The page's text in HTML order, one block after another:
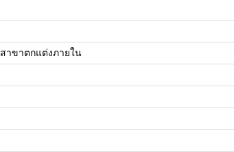
าขาตกแต่งภายใน